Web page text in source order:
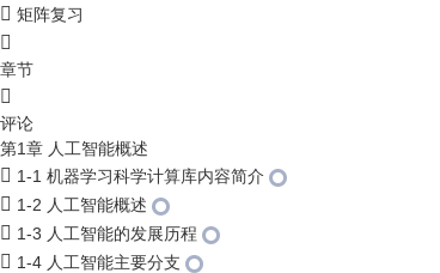
矩阵复习
章节
评论
第1章 人工智能概述
1-1 机器学习科学计算库内容简介
1-2 人工智能概述
1-3 人工智能的发展历程
1-4 人工智能主要分支